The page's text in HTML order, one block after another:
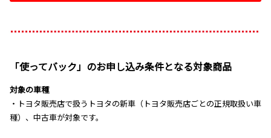
「使ってバック」のお申し込み条件となる対象商品
対象の車種
・トヨタ販売店で扱うトヨタの新車（トヨタ販売店ごとの正規取扱い車
種）、中古車が対象です。